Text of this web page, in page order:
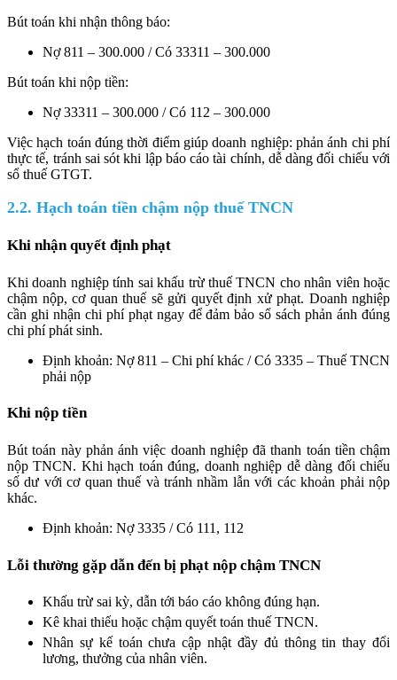
Bút toán khi nhận thông báo:
Nợ 811 – 300.000 / Có 33311 – 300.000
Bút toán khi nộp tiền:
Nợ 33311 – 300.000 / Có 112 – 300.000
Việc hạch toán đúng thời điểm giúp doanh nghiệp: phản ánh chi phí
thực tế, tránh sai sót khi lập báo cáo tài chính, dễ dàng đối chiếu với
sổ thuế GTGT.
2.2. Hạch toán tiền chậm nộp thuế TNCN
Khi nhận quyết định phạt
Khi doanh nghiệp tính sai khấu trừ thuế TNCN cho nhân viên hoặc
chậm nộp, cơ quan thuế sẽ gửi quyết định xử phạt. Doanh nghiệp
cần ghi nhận chi phí phạt ngay để đảm bảo sổ sách phản ánh đúng
chi phí phát sinh.
Định khoản: Nợ 811 – Chi phí khác / Có 3335 – Thuế TNCN
phải nộp
Khi nộp tiền
Bút toán này phản ánh việc doanh nghiệp đã thanh toán tiền chậm
nộp TNCN. Khi hạch toán đúng, doanh nghiệp dễ dàng đối chiếu
số dư với cơ quan thuế và tránh nhầm lẫn với các khoản phải nộp
khác.
Định khoản: Nợ 3335 / Có 111, 112
Lỗi thường gặp dẫn đến bị phạt nộp chậm TNCN
Khấu trừ sai kỳ, dẫn tới báo cáo không đúng hạn.
Kê khai thiếu hoặc chậm quyết toán thuế TNCN.
Nhân sự kế toán chưa cập nhật đầy đủ thông tin thay đổi
lương, thưởng của nhân viên.